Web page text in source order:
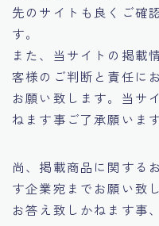
先のサイトも良くご確
す。
また、当サイトの掲載
客様のご判断と責任に
お願い致します。当サ
ねます事ご了承願います
尚、掲載商品に関する
す企業宛までお願い致
お答え致しかねます事